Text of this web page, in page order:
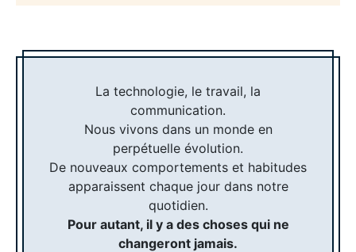
La technologie, le travail, la
communication.
Nous vivons dans un monde en
perpétuelle évolution.
De nouveaux comportements et habitudes
apparaissent chaque jour dans notre
quotidien.
Pour autant, il y a des choses qui ne
changeront jamais.